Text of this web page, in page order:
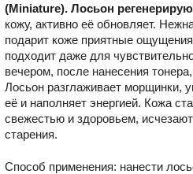
(Miniature). Лосьон
кожу, активно её обновляет.
подарит коже приятные
подходит даже для
вечером, после нанесения
Лосьон разглаживает морщинки,
её и наполняет энергией. Кожа
свежестью и здоровьем,
старения.
Способ применения: нанести